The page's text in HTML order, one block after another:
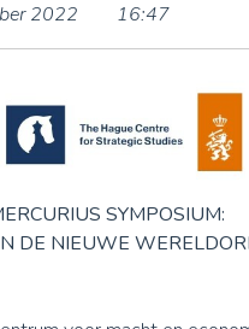
2022 16:47
SYMPOSIUM:
DE NIEUWE